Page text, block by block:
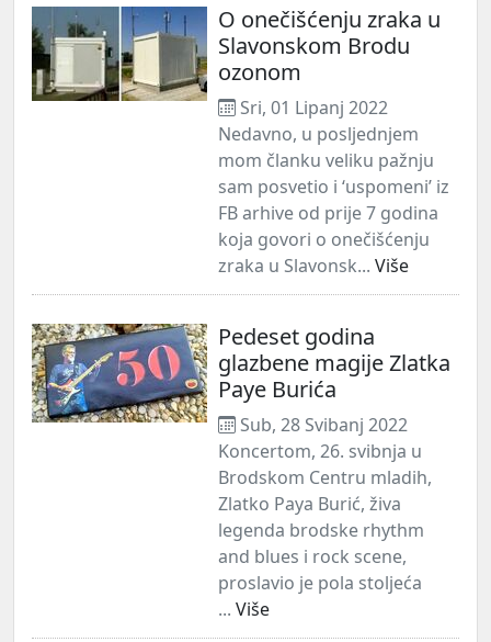
O onečišćenju zraka u
Slavonskom Brodu
ozonom
Sri, 01 Lipanj 2022
Nedavno, u posljednjem
mom članku veliku pažnju
sam posvetio i ‘uspomeni’ iz
FB arhive od prije 7 godina
koja govori o onečišćenju
zraka u Slavonsk... Više
Pedeset godina
glazbene magije Zlatka
Paye Burića
Sub, 28 Svibanj 2022
Koncertom, 26. svibnja u
Brodskom Centru mladih,
Zlatko Paya Burić, živa
legenda brodske rhythm
and blues i rock scene,
proslavio je pola stoljeća
... Više